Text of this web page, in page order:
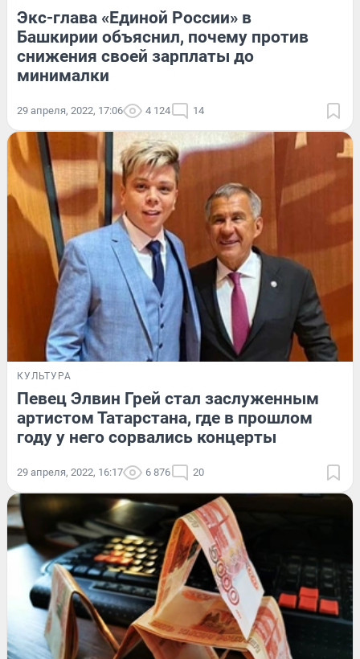
Экс-глава «Единой России» в
Башкирии объяснил, почему против
снижения своей зарплаты до
минималки
29 апреля, 2022, 17:06 4 124 14
КУЛЬТУРА
Певец Элвин Грей стал заслуженным
артистом Татарстана, где в прошлом
году у него сорвались концерты
29 апреля, 2022, 16:17 6 876 20